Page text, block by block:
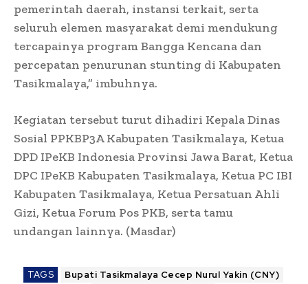
pemerintah daerah, instansi terkait, serta
seluruh elemen masyarakat demi mendukung
tercapainya program Bangga Kencana dan
percepatan penurunan stunting di Kabupaten
Tasikmalaya,” imbuhnya.
Kegiatan tersebut turut dihadiri Kepala Dinas
Sosial PPKBP3A Kabupaten Tasikmalaya, Ketua
DPD IPeKB Indonesia Provinsi Jawa Barat, Ketua
DPC IPeKB Kabupaten Tasikmalaya, Ketua PC IBI
Kabupaten Tasikmalaya, Ketua Persatuan Ahli
Gizi, Ketua Forum Pos PKB, serta tamu
undangan lainnya. (Masdar)
TAGS
Bupati Tasikmalaya Cecep Nurul Yakin (CNY)